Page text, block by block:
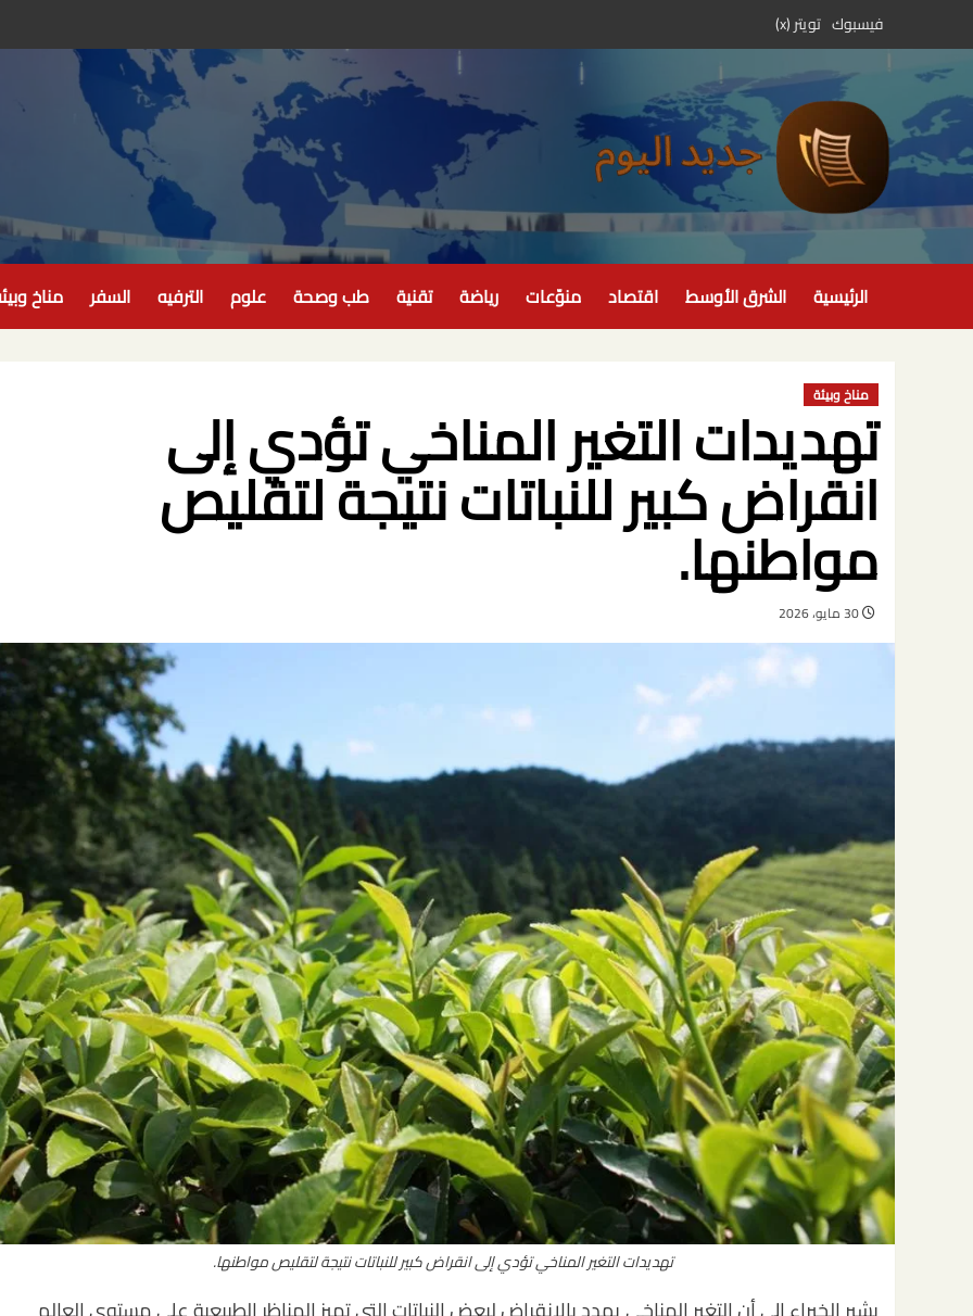
المحتوى
فيسبوك تويتر (x)
الرئيسية الشرق الأوسط اقتصاد منوّعات رياضة تقنية طب وصحة علوم الترفيه السفر مناخ
مناخ وبيئة
تهديدات التغير المناخي تؤدي إلى
انقراض كبير للنباتات نتيجة لتقليص
مواطنها.
30 مايو، 2026
تهديدات التغير المناخي تؤدي إلى انقراض كبير للنباتات نتيجة لتقليص مواطنها.